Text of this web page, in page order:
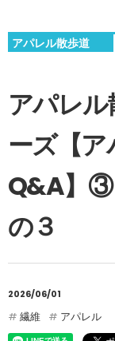
アパレル散歩道
アパレル
ーズ【
Q&A】③
の３
2026/06/01
繊維 アパレル